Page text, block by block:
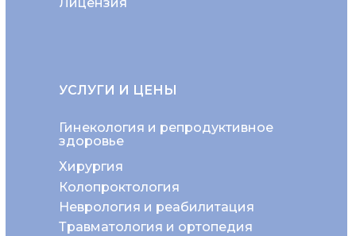
Неврология и реабилитация
Колопроктология
Хирургия
Гинекология и репродуктивное
здоровье
Травматология и ортопедия
УСЛУГИ И ЦЕНЫ